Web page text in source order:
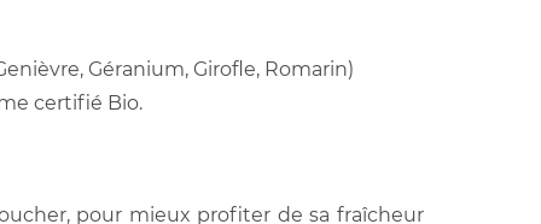
Géranium, Girofle, Romarin)
certifié Bio.
pour mieux profiter de sa fraîcheur